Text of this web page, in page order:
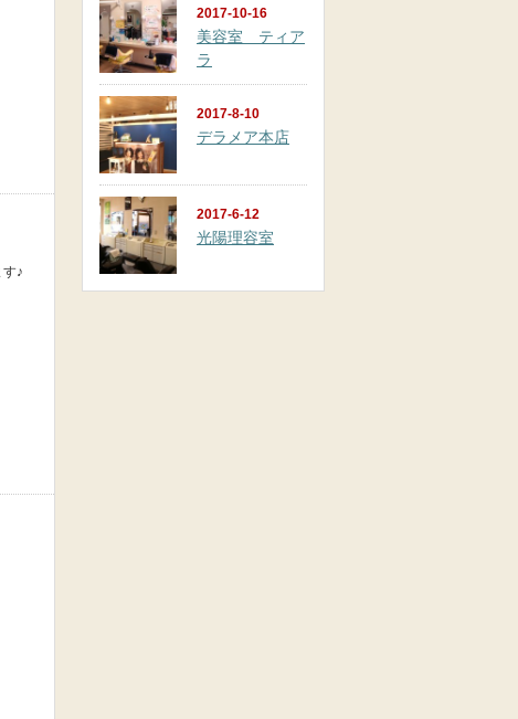
♪
2017-10-16
美容室 ティア
ラ
2017-8-10
デラメア本店
2017-6-12
光陽理容室